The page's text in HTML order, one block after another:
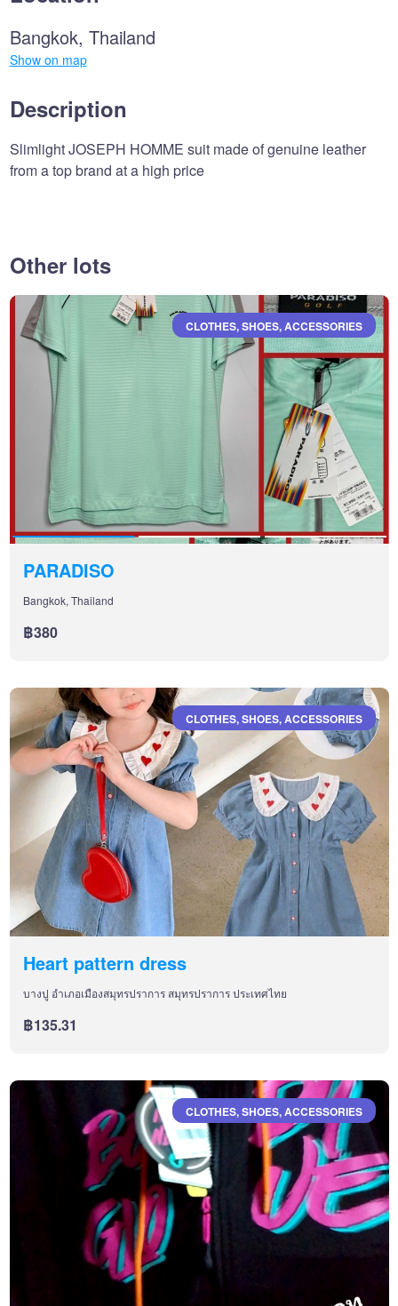
Bangkok, Thailand
Show on map
Description
Slim️light JOSEPH HOMME suit made of genuine leather
from a top brand at a high price
Other lots
CLOTHES, SHOES, ACCESSORIES
PARADISO
Bangkok, Thailand
฿380
CLOTHES, SHOES, ACCESSORIES
Heart pattern dress
บางปู อำเภอเมืองสมุทรปราการ สมุทรปราการ ประเทศไทย
฿135.31
CLOTHES, SHOES, ACCESSORIES